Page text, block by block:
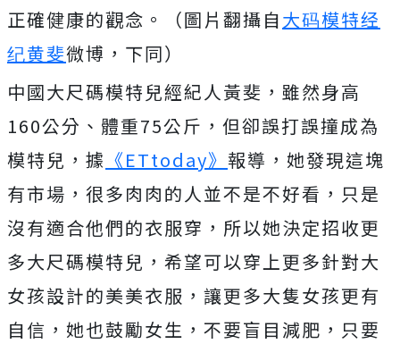
正確健康的觀念。（圖片翻攝自大码模特经
纪黄斐微博，下同）
中國大尺碼模特兒經紀人黃斐，雖然身高
160公分、體重75公斤，但卻誤打誤撞成為
模特兒，據 《ETtoday》 報導，她發現這塊
有市場，很多肉肉的人並不是不好看，只是
沒有適合他們的衣服穿，所以她決定招收更
多大尺碼模特兒，希望可以穿上更多針對大
女孩設計的美美衣服，讓更多大隻女孩更有
自信，她也鼓勵女生，不要盲目減肥，只要